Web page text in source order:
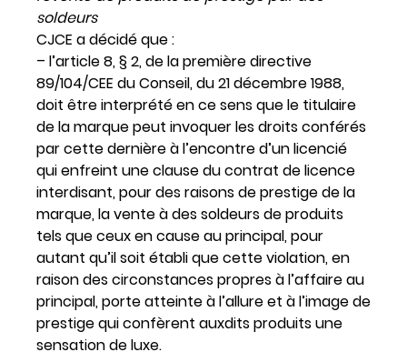
soldeurs
CJCE a décidé que :
– l’article 8, § 2, de la première directive
89/104/CEE du Conseil, du 21 décembre 1988,
doit être interprété en ce sens que le titulaire
de la marque peut invoquer les droits conférés
par cette dernière à l’encontre d’un licencié
qui enfreint une clause du contrat de licence
interdisant, pour des raisons de prestige de la
marque, la vente à des soldeurs de produits
tels que ceux en cause au principal, pour
autant qu’il soit établi que cette violation, en
raison des circonstances propres à l’affaire au
principal, porte atteinte à l’allure et à l’image de
prestige qui confèrent auxdits produits une
sensation de luxe.